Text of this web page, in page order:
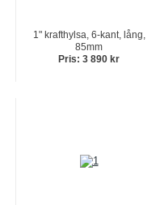
1" krafthylsa, 6-kant, lång,
85mm
Pris: 3 890 kr